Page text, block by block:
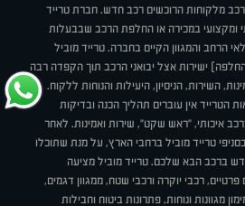
מלקוחות הרוכשים רכב חדש. חברת טרייד
ומקצועי במכירה או החלפת הרכב שבבעלות
הרחב והמגוון הקיים בחברה. טרייד מוביל
ישירות אצל יבואני הרכב תוך הקפדה רבה
השירות, הניסיון, היעילות והנוחות ללקוח.
אין עוברים תהליך הכנה ובדיקות
מרכב איכותי, "ראש שקט", שירות ואמינות. לאחר
טרייד מוביל ברחבי הארץ, על מנת שתוכלו
ברכב הבא שלכם. טרייד מוביל מציעה
רכבי יוקרה ורכבי שטח, ממגוון דגמים,
מגוונות ונוחות, פתרונות ביטוח וחבילות